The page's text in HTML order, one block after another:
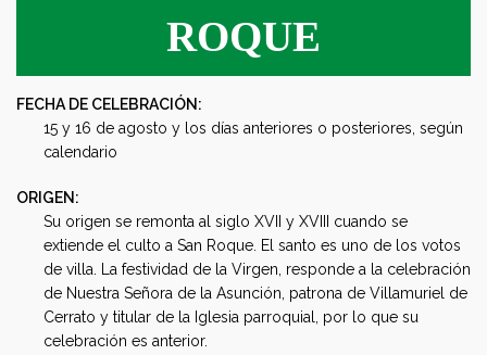
ROQUE
FECHA DE CELEBRACIÓN:
15 y 16 de agosto y los días anteriores o posteriores, según
calendario
ORIGEN:
Su origen se remonta al siglo XVII y XVIII cuando se
extiende el culto a San Roque. El santo es uno de los votos
de villa. La festividad de la Virgen, responde a la celebración
de Nuestra Señora de la Asunción, patrona de Villamuriel de
Cerrato y titular de la Iglesia parroquial, por lo que su
celebración es anterior.